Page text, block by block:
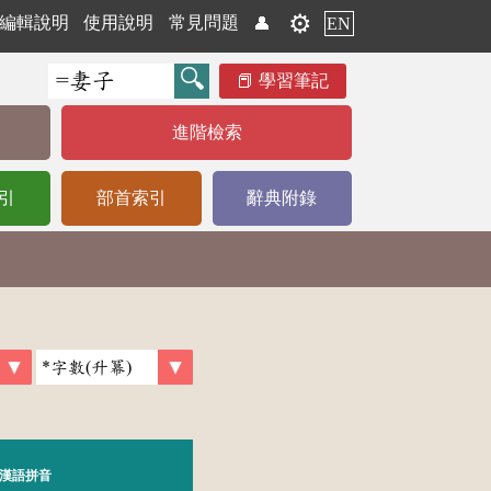
編輯說明 使用說明 常見問題 👤 ⚙️ EN
學習筆記
進階檢索
部首索引 辭典附錄
漢語拼音